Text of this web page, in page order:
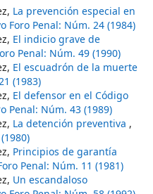
La prevención especial en
Foro Penal: Núm. 24 (1984)
El indicio grave de
Penal: Núm. 49 (1990)
El escuadrón de la muerte
(1983)
El defensor en el Código
Penal: Núm. 43 (1989)
La detención preventiva ,
Principios de garantía
Penal: Núm. 11 (1981)
Un escandaloso